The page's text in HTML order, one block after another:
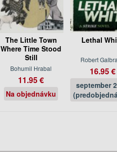
The Little Town
Where Time Stood
Still
Bohumil Hrabal
11.95 €
Na objednávku
Lethal
Robert
16.95 €
september